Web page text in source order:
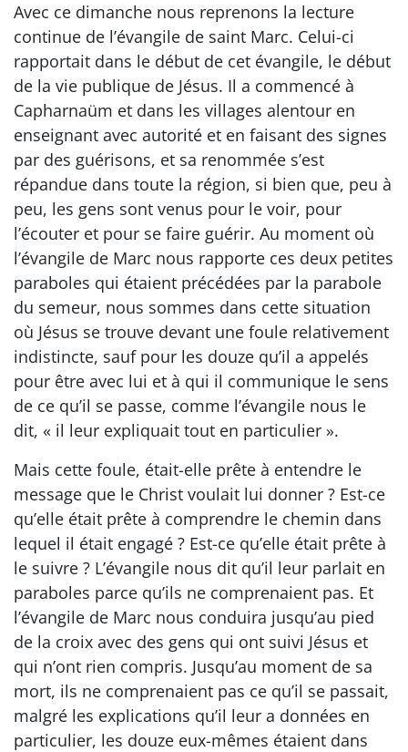
Avec ce dimanche nous reprenons la lecture
continue de l’évangile de saint Marc. Celui-ci
rapportait dans le début de cet évangile, le début
de la vie publique de Jésus. Il a commencé à
Capharnaüm et dans les villages alentour en
enseignant avec autorité et en faisant des signes
par des guérisons, et sa renommée s’est
répandue dans toute la région, si bien que, peu à
peu, les gens sont venus pour le voir, pour
l’écouter et pour se faire guérir. Au moment où
l’évangile de Marc nous rapporte ces deux petites
paraboles qui étaient précédées par la parabole
du semeur, nous sommes dans cette situation
où Jésus se trouve devant une foule relativement
indistincte, sauf pour les douze qu’il a appelés
pour être avec lui et à qui il communique le sens
de ce qu’il se passe, comme l’évangile nous le
dit, « il leur expliquait tout en particulier ».
Mais cette foule, était-elle prête à entendre le
message que le Christ voulait lui donner ? Est-ce
qu’elle était prête à comprendre le chemin dans
lequel il était engagé ? Est-ce qu’elle était prête à
le suivre ? L’évangile nous dit qu’il leur parlait en
paraboles parce qu’ils ne comprenaient pas. Et
l’évangile de Marc nous conduira jusqu’au pied
de la croix avec des gens qui ont suivi Jésus et
qui n’ont rien compris. Jusqu’au moment de sa
mort, ils ne comprenaient pas ce qu’il se passait,
malgré les explications qu’il leur a données en
particulier, les douze eux-mêmes étaient dans